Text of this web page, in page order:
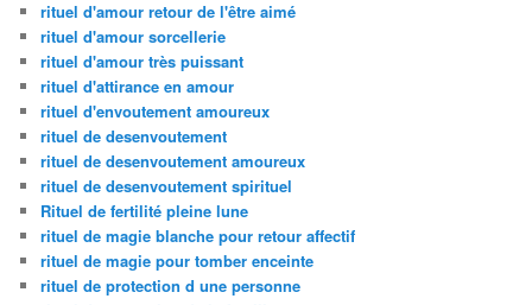
rituel d'amour retour de l'être aimé
rituel d'amour sorcellerie
rituel d'amour très puissant
rituel d'attirance en amour
rituel d'envoutement amoureux
rituel de desenvoutement
rituel de desenvoutement amoureux
rituel de desenvoutement spirituel
Rituel de fertilité pleine lune
rituel de magie blanche pour retour affectif
rituel de magie pour tomber enceinte
rituel de protection d une personne